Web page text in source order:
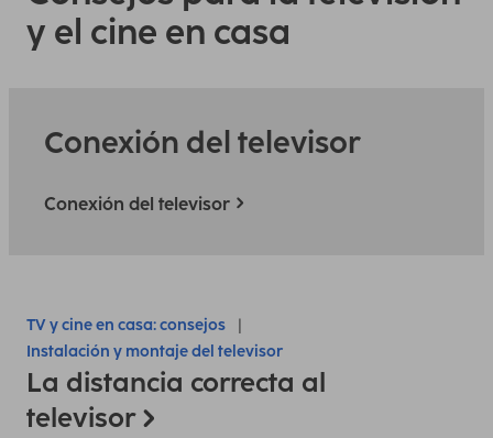
y el cine en casa
Conexión del televisor
Conexión del televisor
TV y cine en casa: consejos
Instalación y montaje del televisor
La distancia correcta al
televisor